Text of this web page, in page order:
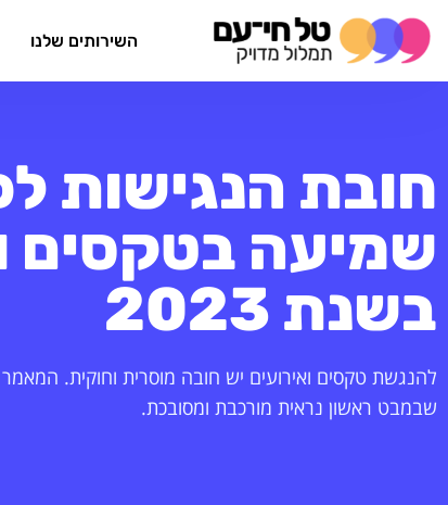
השירותים שלנו
חובת הנגישות
שמיעה בטקסים
בשנת 2023
להנגשת טקסים ואירועים יש חובה מוסרית וחוקית.
שבמבט ראשון נראית מורכבת ומסובכת.